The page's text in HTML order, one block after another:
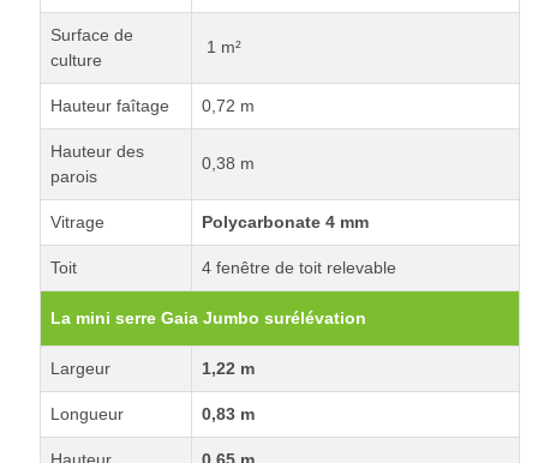
Surface de
culture
1 m²
Hauteur faîtage 0,72 m
Hauteur des
parois
0,38 m
Vitrage Polycarbonate 4 mm
Toit 4 fenêtre de toit relevable
La mini serre Gaia Jumbo surélévation
Largeur 1,22 m
Longueur 0,83 m
Hauteur 0,65 m